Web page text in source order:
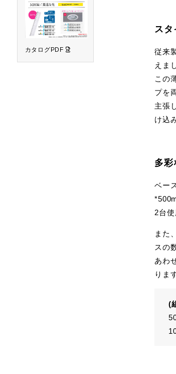
カタログPDF
ス
従来
えま
この
プを
主張
け込
多彩
ベー
2台
また
スの
あわ
りま
(